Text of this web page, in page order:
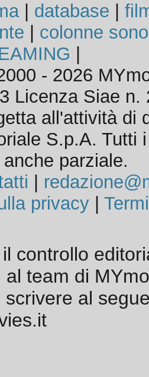
| database
colonne
- 2026
Licenza Siae n.
all'attività di
S.p.A. Tutti
parziale.
privacy|
controllo
al team di
scrivere al